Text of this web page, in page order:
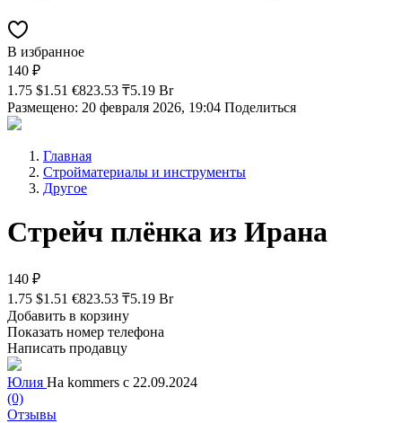
В избранное
140 ₽
1.75 $1.51 €823.53 ₸5.19 Br
Размещено: 20 февраля 2026, 19:04 Поделиться
Главная
Стройматериалы и инструменты
Другое
Стрейч плёнка из Ирана
140 ₽
1.75 $1.51 €823.53 ₸5.19 Br
Добавить в корзину
Показать номер телефона
Написать продавцу
Юлия На kommers с 22.09.2024
(0)
Отзывы